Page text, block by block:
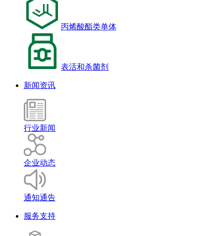
丙烯酸酯类单体
表活和杀菌剂
新闻资讯
行业新闻
企业动态
通知通告
服务支持